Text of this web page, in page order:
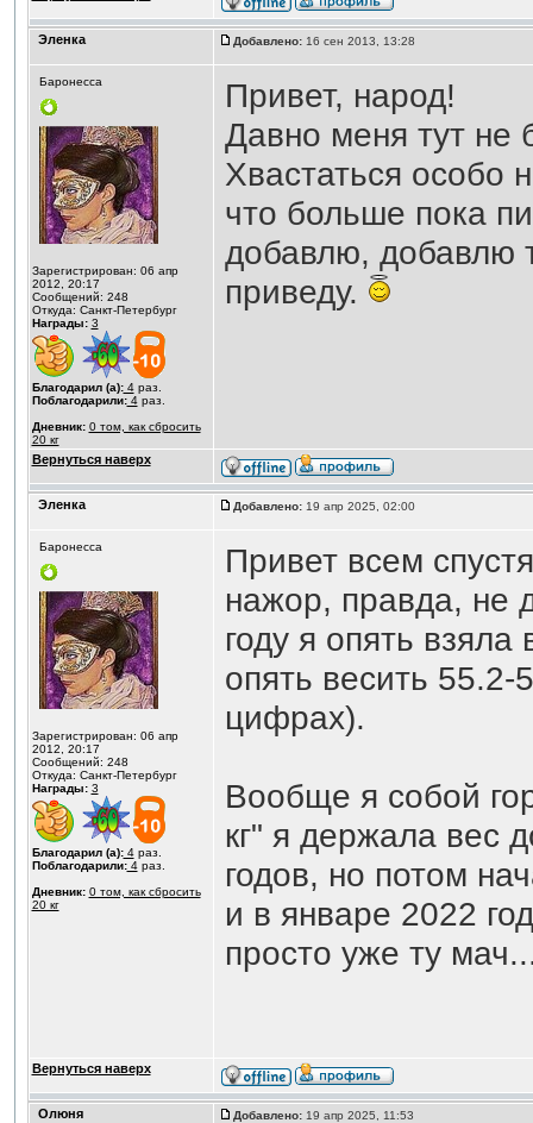
Эленка Добавлено:16 сен 2013, 13:28
Баронесса
Зарегистрирован: 06 апр
2012, 20:17
Сообщений: 248
Откуда: Санкт-Петербург
Награды: 3
Благодарил (а):4раз.
Поблагодарили:4раз.
Дневник: 0 том, как сбросить
20 кг
Привет, народ!
Давно меня тут не
Хвастаться особо
что больше пока
добавлю, добавлю
приведу.
Вернуться наверх
Эленка Добавлено:19 апр 2025, 02:00
Баронесса
Зарегистрирован: 06 апр
2012, 20:17
Сообщений: 248
Откуда: Санкт-Петербург
Награды: 3
Благодарил (а):4раз.
Поблагодарили:4раз.
Дневник: 0 том, как сбросить
20 кг
Привет всем
нажор, правда, не
году я опять
опять весить 55.2-
цифрах).
Вообще я собой
кг" я держала вес
годов, но потом
и в январе 2022
просто уже ту
Вернуться наверх
Олюня Добавлено:19 апр 2025, 11:53